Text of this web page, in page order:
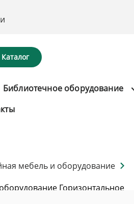
Каталог
Библиотечное оборудование
мебель и оборудование
Горизонтальное